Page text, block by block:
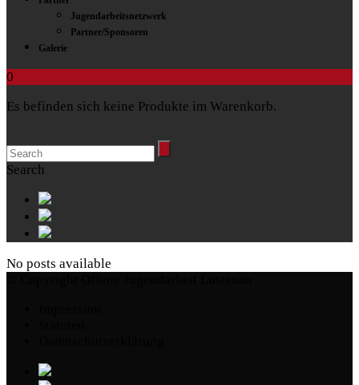
Jugendarbeitsnetzwerk
Partner/Sponsoren
Galerie
0
Es befinden sich keine Produkte im Warenkorb.
Search
No posts available